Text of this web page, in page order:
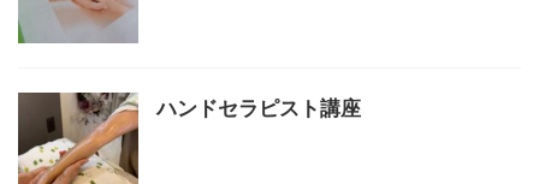
ハンドセラピスト講座